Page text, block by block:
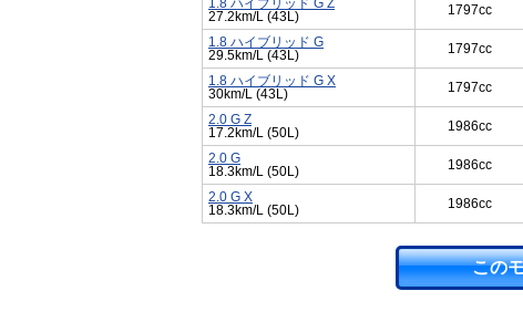
1.8 ハイブリッド G Z
27.2km/L (43L)
1797cc
1.8 ハイブリッド G
29.5km/L (43L)
1797cc
1.8 ハイブリッド G X
30km/L (43L)
1797cc
2.0 G Z
17.2km/L (50L)
1986cc
2.0 G
18.3km/L (50L)
1986cc
2.0 G X
18.3km/L (50L)
1986cc
この